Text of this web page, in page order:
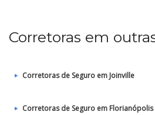
Corretoras em
Corretoras de Seguro em Joinville
Corretoras de Seguro em Florianópolis